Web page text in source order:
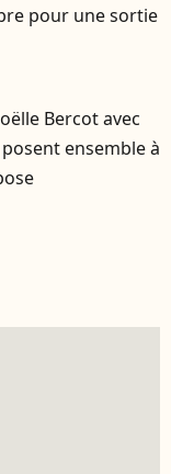
pour une sortie
Bercot avec
ensemble à